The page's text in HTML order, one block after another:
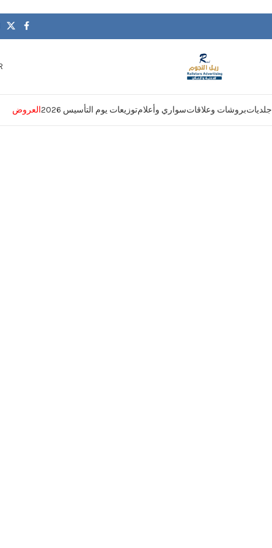
جلدياتبروشات وعلاقاتسواري وأعلامتوزيعات يوم التأسيس 2026 العروض